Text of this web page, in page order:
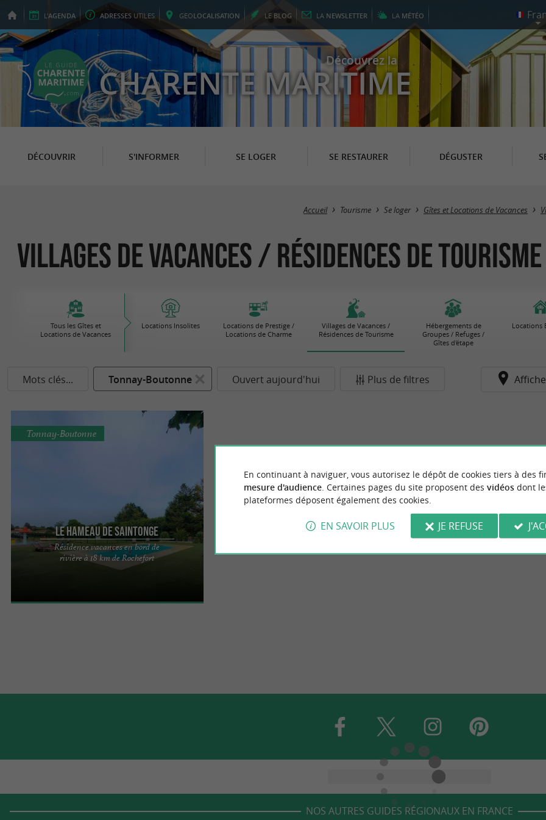
L'AGENDA ADRESSES UTILES GEOLOCALISATION LE BLOG LA NEWSLETTER LA MÉTÉO
Découvrez la
CHARENTE MARITIME
DÉCOUVRIR S'INFORMER SE LOGER SE RESTAURER DÉGUSTER
Accueil Tourisme Se loger Gîtes et Locations de Vacances
Villages de Vacances / Résidences de
Tous les Gîtes et
Locations de Vacances
Locations Insolites
Locations de Prestige /
Locations de Charme
Villages de Vacances /
Résidences de Tourisme
Hébergements de
Groupes / Refuges /
Gîtes d'étape
Locations
Mots clés... Tonnay-Boutonne Ouvert aujourd'hui Plus de filtres
Le Hameau de Saintonge
Résidence vacances en bord de
rivière à 18 km de Rochefort
Tonnay-Boutonne
Le Hameau de Saintonge, résidence de vacances,
est idéalement située entre terre et mer, à 18 km
NOS AUTRES GUIDES RÉGIONAUX EN FRANCE
En continuant à naviguer, vous autorisez le dépôt de cookies tiers à des
mesure d'audience. Certaines pages du site proposent des vidéosdont
plateformes déposent également des cookies.
EN SAVOIR PLUS JE REFUSE